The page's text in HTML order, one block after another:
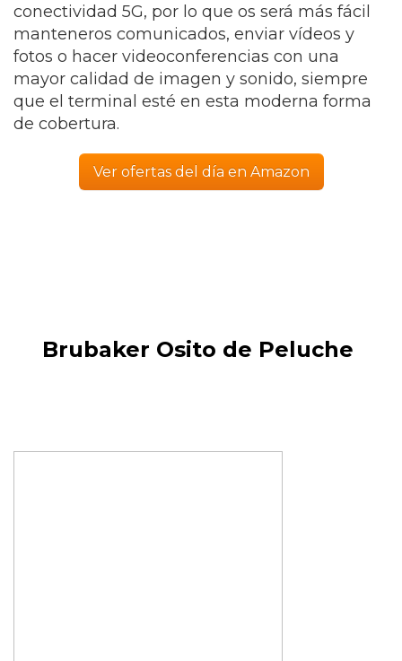
conectividad 5G, por lo que os será más fácil
manteneros comunicados, enviar vídeos y
fotos o hacer videoconferencias con una
mayor calidad de imagen y sonido, siempre
que el terminal esté en esta moderna forma
de cobertura.
Ver ofertas del día en Amazon
Brubaker Osito de Peluche